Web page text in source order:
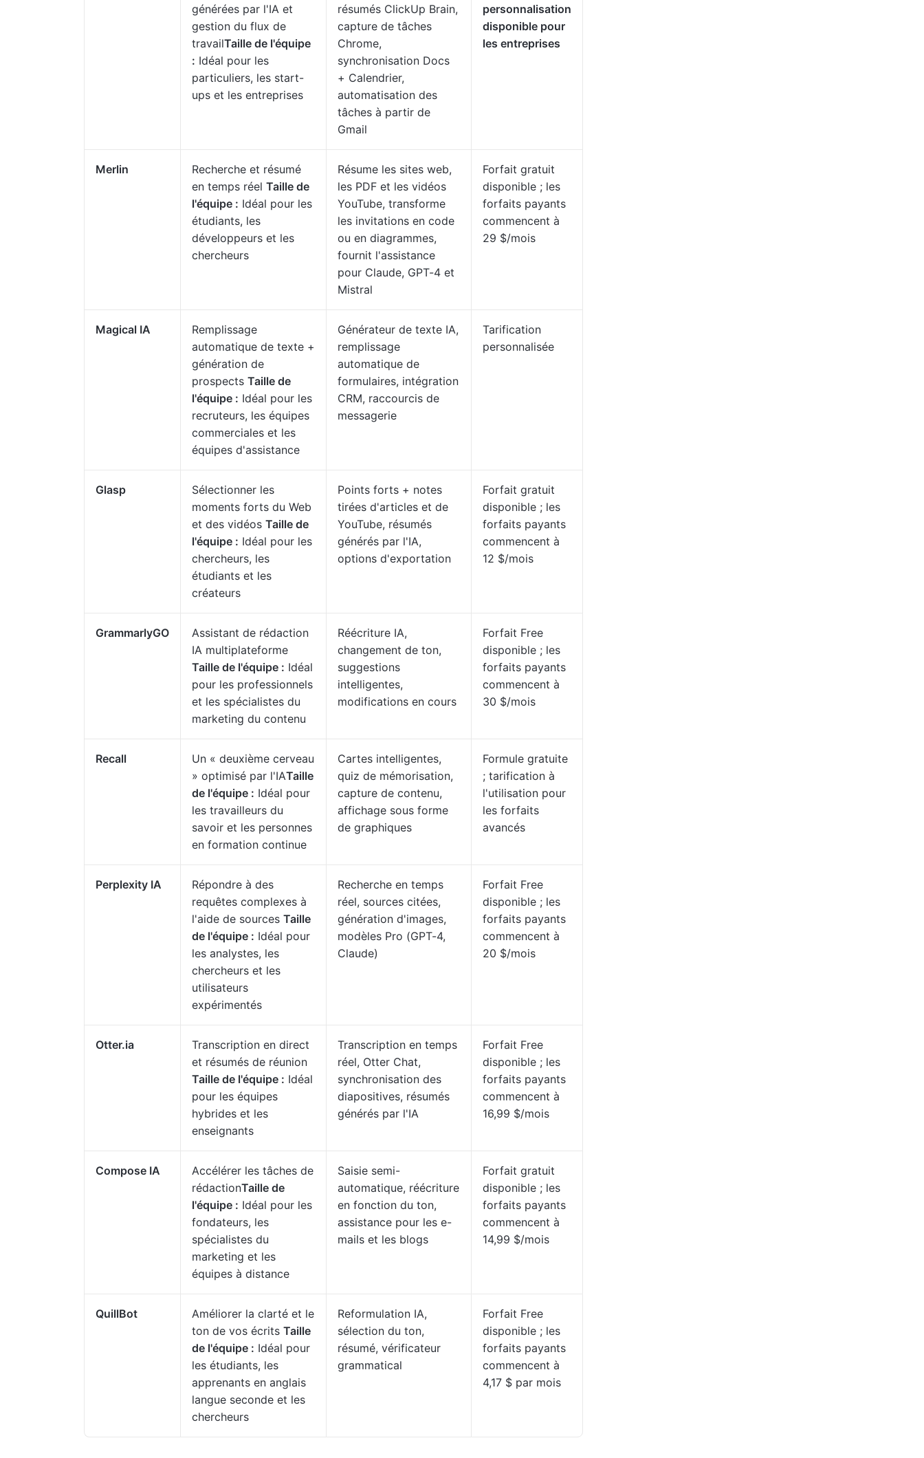
générées par l'IA et
gestion du flux de
travailTaille de l'équipe
: Idéal pour les
particuliers, les start-
ups et les entreprises
résumés ClickUp Brain,
capture de tâches
Chrome,
synchronisation Docs
+ Calendrier,
automatisation des
tâches à partir de
Gmail
personnalisation
disponible pour
les entreprises
Merlin
Recherche et résumé
en temps réel Taille de
l'équipe : Idéal pour les
étudiants, les
développeurs et les
chercheurs
Résume les sites web,
les PDF et les vidéos
YouTube, transforme
les invitations en code
ou en diagrammes,
fournit l'assistance
pour Claude, GPT-4 et
Mistral
Forfait gratuit
disponible ; les
forfaits payants
commencent à
29 $/mois
Magical IA
Remplissage
automatique de texte +
génération de
prospects Taille de
l'équipe : Idéal pour les
recruteurs, les équipes
commerciales et les
équipes d'assistance
Générateur de texte IA,
remplissage
automatique de
formulaires, intégration
CRM, raccourcis de
messagerie
Tarification
personnalisée
Glasp
Sélectionner les
moments forts du Web
et des vidéos Taille de
l'équipe : Idéal pour les
chercheurs, les
étudiants et les
créateurs
Points forts + notes
tirées d'articles et de
YouTube, résumés
générés par l'IA,
options d'exportation
Forfait gratuit
disponible ; les
forfaits payants
commencent à
12 $/mois
GrammarlyGO
Assistant de rédaction
IA multiplateforme
Taille de l'équipe : Idéal
pour les professionnels
et les spécialistes du
marketing du contenu
Réécriture IA,
changement de ton,
suggestions
intelligentes,
modifications en cours
Forfait Free
disponible ; les
forfaits payants
commencent à
30 $/mois
Recall
Un « deuxième cerveau
» optimisé par l'IATaille
de l'équipe : Idéal pour
les travailleurs du
savoir et les personnes
en formation continue
Cartes intelligentes,
quiz de mémorisation,
capture de contenu,
affichage sous forme
de graphiques
Formule gratuite
; tarification à
l'utilisation pour
les forfaits
avancés
Perplexity IA
Répondre à des
requêtes complexes à
l'aide de sources Taille
de l'équipe : Idéal pour
les analystes, les
chercheurs et les
utilisateurs
expérimentés
Recherche en temps
réel, sources citées,
génération d'images,
modèles Pro (GPT-4,
Claude)
Forfait Free
disponible ; les
forfaits payants
commencent à
20 $/mois
Otter.ia
Transcription en direct
et résumés de réunion
Taille de l'équipe : Idéal
pour les équipes
hybrides et les
enseignants
Transcription en temps
réel, Otter Chat,
synchronisation des
diapositives, résumés
générés par l'IA
Forfait Free
disponible ; les
forfaits payants
commencent à
16,99 $/mois
Compose IA
Accélérer les tâches de
rédactionTaille de
l'équipe : Idéal pour les
fondateurs, les
spécialistes du
marketing et les
équipes à distance
Saisie semi-
automatique, réécriture
en fonction du ton,
assistance pour les e-
mails et les blogs
Forfait gratuit
disponible ; les
forfaits payants
commencent à
14,99 $/mois
QuillBot
Améliorer la clarté et le
ton de vos écrits Taille
de l'équipe : Idéal pour
les étudiants, les
apprenants en anglais
langue seconde et les
chercheurs
Reformulation IA,
sélection du ton,
résumé, vérificateur
grammatical
Forfait Free
disponible ; les
forfaits payants
commencent à
4,17 $ par mois